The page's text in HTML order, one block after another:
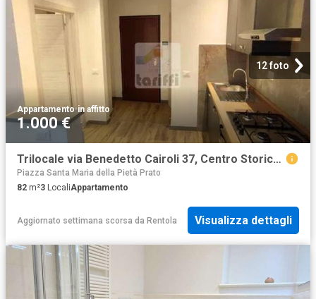
12 foto
Appartamento·in affitto
1.000 €
Trilocale via Benedetto Cairoli 37, Centro Storico Duomo, Prato
Piazza Santa Maria della Pietà Prato
82 m²3 LocaliAppartamento
Aggiornato settimana scorsa da Rentola Visualizza dettagli